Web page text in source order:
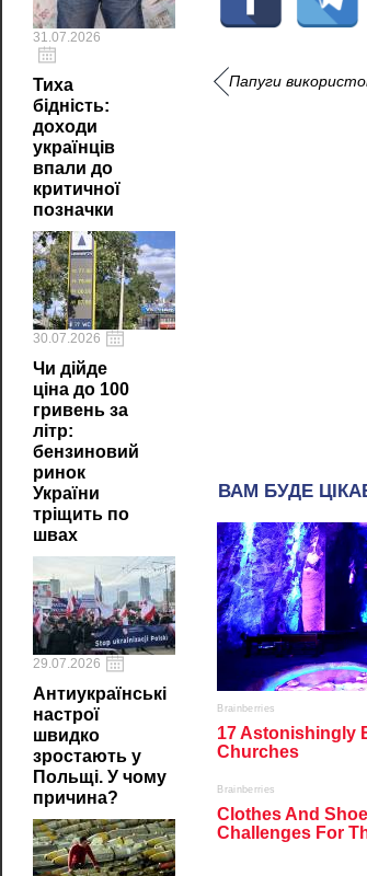
31.07.2026
Тиха
бідність:
доходи
українців
впали до
критичної
позначки
30.07.2026
Чи дійде
ціна до 100
гривень за
літр:
бензиновий
ринок
України
тріщить по
швах
29.07.2026
Антиукраїнські
настрої
швидко
зростають у
Польщі. У чому
причина?
Папуги